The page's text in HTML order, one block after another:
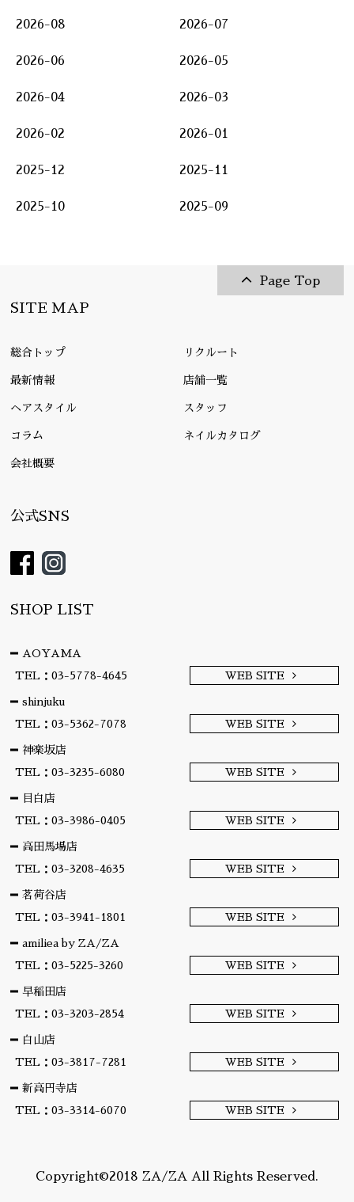
2026-08 2026-07
2026-06 2026-05
2026-04 2026-03
2026-02 2026-01
2025-12 2025-11
2025-10 2025-09
Page Top
SITE MAP
総合トップ リクルート
最新情報 店舗一覧
ヘアスタイル スタッフ
コラム ネイルカタログ
会社概要
公式SNS
SHOP LIST
AOYAMA
TEL：03-5778-4645
WEB SITE
shinjuku
TEL：03-5362-7078
WEB SITE
神楽坂店
TEL：03-3235-6080
WEB SITE
目白店
TEL：03-3986-0405
WEB SITE
高田馬場店
TEL：03-3208-4635
WEB SITE
茗荷谷店
TEL：03-3941-1801
WEB SITE
amiliea by ZA/ZA
TEL：03-5225-3260
WEB SITE
早稲田店
TEL：03-3203-2854
WEB SITE
白山店
TEL：03-3817-7281
WEB SITE
新高円寺店
TEL：03-3314-6070
WEB SITE
Copyright©2018 ZA/ZA All Rights Reserved.